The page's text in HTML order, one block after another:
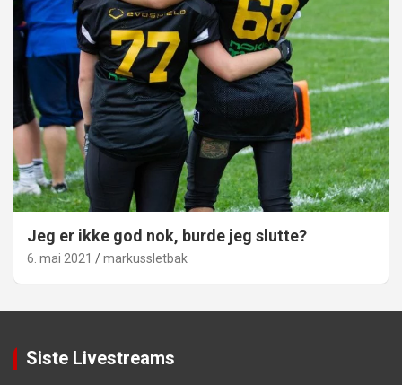
Jeg er ikke god nok, burde jeg slutte?
6. mai 2021 markussletbak
Siste Livestreams